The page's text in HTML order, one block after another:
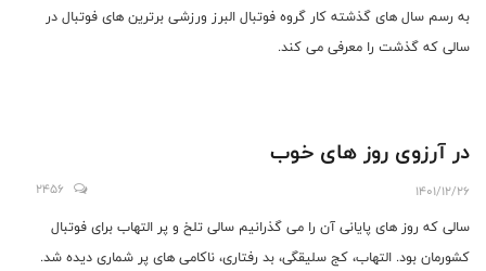
به رسم سال های گذشته کار گروه فوتبال البرز ورزشی برترین های فوتبال در
سالی که گذشت را معرفی می کند.
در آرزوی روز های خوب
1401/12/26
2456
سالی که روز های پایانی آن را می گذرانیم سالی تلخ و پر التهاب برای فوتبال
کشورمان بود. التهاب، کج سلیقگی، بد رفتاری، ناکامی های پر شماری دیده شد.